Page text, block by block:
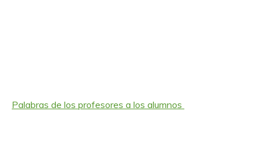
Palabras de los profesores a los alumnos